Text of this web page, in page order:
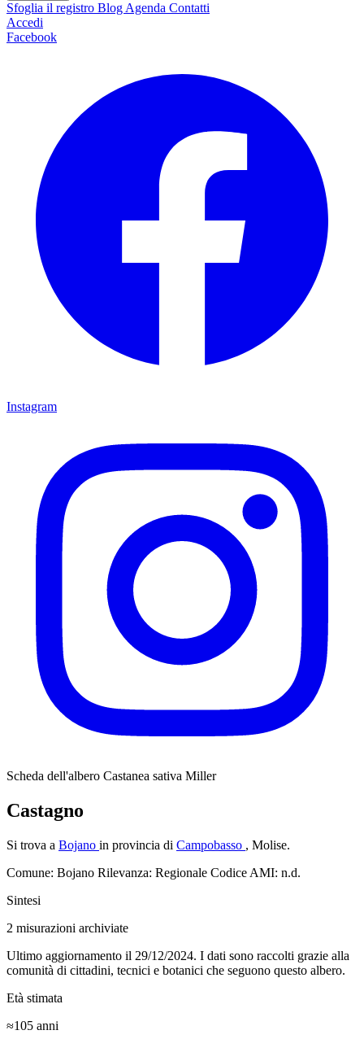
Sfoglia il registro Blog Agenda Contatti
Accedi
Facebook
Instagram
Scheda dell'albero Castanea sativa Miller
Castagno
Si trova a Bojano in provincia di Campobasso , Molise.
Comune: Bojano Rilevanza: Regionale Codice AMI: n.d.
Sintesi
2 misurazioni archiviate
Ultimo aggiornamento il 29/12/2024. I dati sono raccolti grazie alla
comunità di cittadini, tecnici e botanici che seguono questo albero.
Età stimata
≈105 anni